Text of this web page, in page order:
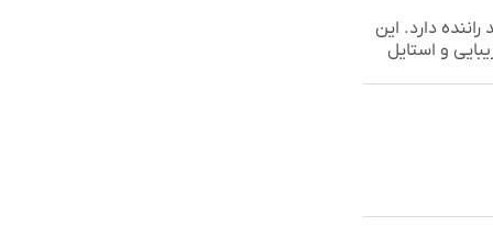
دارد. این
و استایل